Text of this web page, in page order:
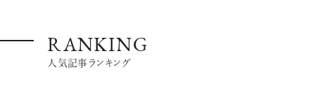
RANKING
人気記事ランキング